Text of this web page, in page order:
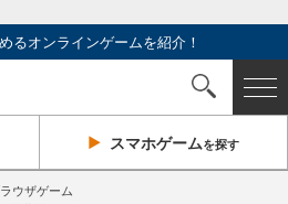
るオンラインゲームを紹介！
スマホゲームを探す
ウザゲーム